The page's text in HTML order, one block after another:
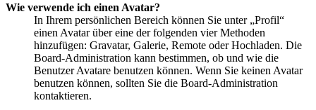
Wie verwende ich einen Avatar?
In Ihrem persönlichen Bereich können Sie unter „Profil“
einen Avatar über eine der folgenden vier Methoden
hinzufügen: Gravatar, Galerie, Remote oder Hochladen. Die
Board-Administration kann bestimmen, ob und wie die
Benutzer Avatare benutzen können. Wenn Sie keinen Avatar
benutzen können, sollten Sie die Board-Administration
kontaktieren.